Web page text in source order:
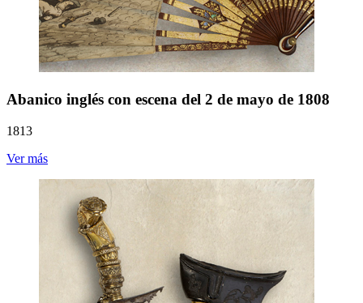
Abanico inglés con escena del 2 de mayo de 1808
1813
Ver más